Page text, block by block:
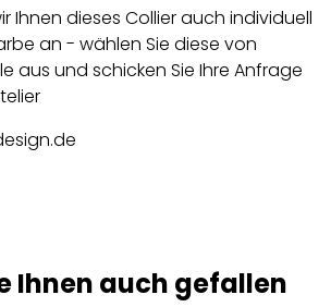
Ihnen dieses Collier auch individuell
an - wählen Sie diese von
aus und schicken Sie Ihre Anfrage
Ihnen auch gefallen